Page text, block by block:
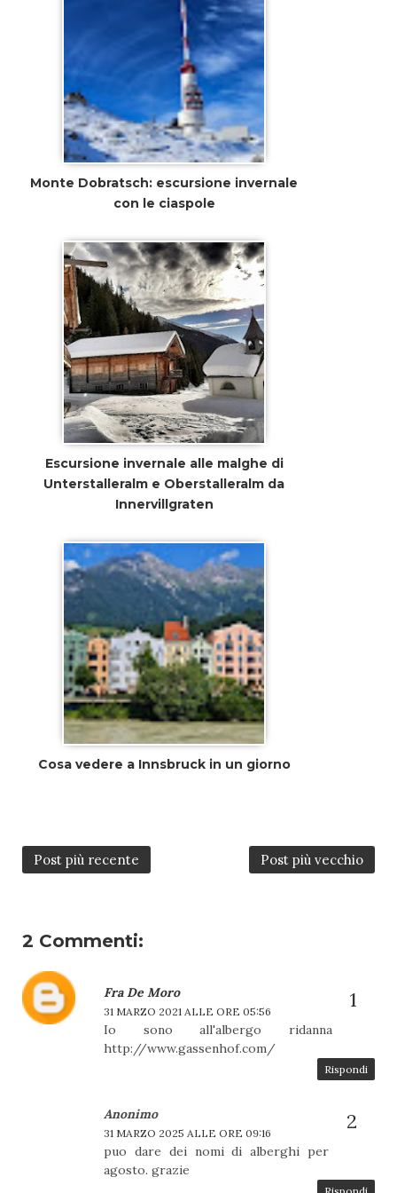
Monte Dobratsch: escursione invernale
con le ciaspole
Escursione invernale alle malghe di
Unterstalleralm e Oberstalleralm da
Innervillgraten
Cosa vedere a Innsbruck in un giorno
Post più recente Post più vecchio
2 Commenti:
Fra De Moro
31 MARZO 2021 ALLE ORE 05:56
Io sono all'albergo ridanna
http://www.gassenhof.com/
Rispondi
Anonimo
31 MARZO 2025 ALLE ORE 09:16
puo dare dei nomi di alberghi per
agosto. grazie